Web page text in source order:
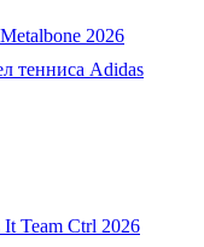
2026
тенниса Adidas
It Team Ctrl 2026